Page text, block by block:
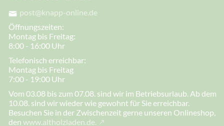
post@knapp-online.de
Öffnungszeiten:
Montag bis Freitag:
8:00 - 16:00 Uhr
Telefonisch erreichbar:
Montag bis Freitag
7:00 - 19:00 Uhr
Vom 03.08 bis zum 07.08. sind wir im Betriebsurlaub. Ab dem
10.08. sind wir wieder wie gewohnt für Sie erreichbar.
Besuchen Sie in der Zwischenzeit gerne unseren Onlineshop,
den www.altholzladen.de.